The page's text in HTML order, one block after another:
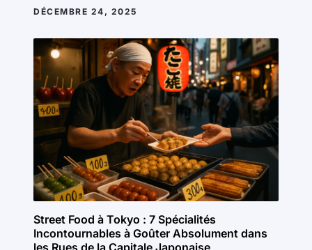
DÉCEMBRE 24, 2025
Street Food à Tokyo : 7 Spécialités
Incontournables à Goûter Absolument dans